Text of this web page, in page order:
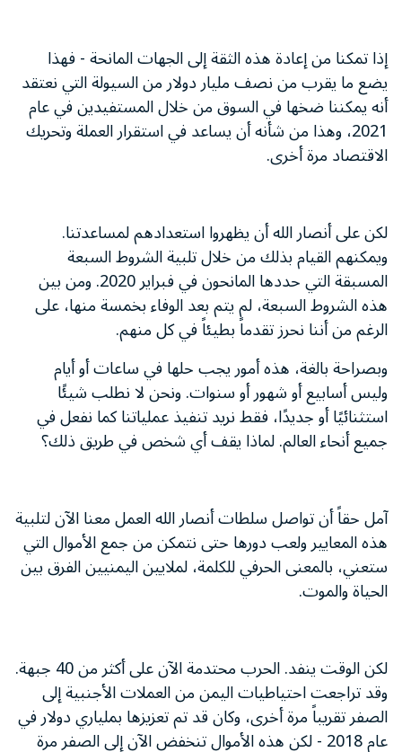
إذا تمكنا من إعادة هذه الثقة إلى الجهات المانحة - فهذا
يضع ما يقرب من نصف مليار دولار من السيولة التي نعتقد
أنه يمكننا ضخها في السوق من خلال المستفيدين في عام
2021، وهذا من شأنه أن يساعد في استقرار العملة وتحريك
الاقتصاد مرة أخرى.
لكن على أنصار الله أن يظهروا استعدادهم لمساعدتنا.
ويمكنهم القيام بذلك من خلال تلبية الشروط السبعة
المسبقة التي حددها المانحون في فبراير 2020. ومن بين
هذه الشروط السبعة، لم يتم بعد الوفاء بخمسة منها، على
الرغم من أننا نحرز تقدماً بطيئاً في كل منهم.
وبصراحة بالغة، هذه أمور يجب حلها في ساعات أو أيام
وليس أسابيع أو شهور أو سنوات. ونحن لا نطلب شيئًا
استثنائيًا أو جديدًا، فقط نريد تنفيذ عملياتنا كما نفعل في
جميع أنحاء العالم. لماذا يقف أي شخص في طريق ذلك؟
آمل حقاً أن تواصل سلطات أنصار الله العمل معنا الآن لتلبية
هذه المعايير ولعب دورها حتى نتمكن من جمع الأموال التي
ستعني، بالمعنى الحرفي للكلمة، لملايين اليمنيين الفرق بين
الحياة والموت.
لكن الوقت ينفد. الحرب محتدمة الآن على أكثر من 40 جبهة.
وقد تراجعت احتياطيات اليمن من العملات الأجنبية إلى
الصفر تقريباً مرة أخرى، وكان قد تم تعزيزها بملياري دولار في
عام 2018 - لكن هذه الأموال تنخفض الآن إلى الصفر مرة